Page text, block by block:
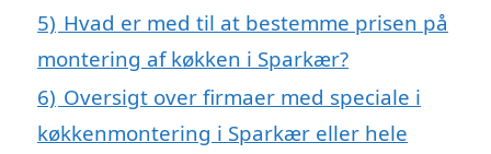
5) Hvad er med til at bestemme prisen på
montering af køkken i Sparkær?
6) Oversigt over firmaer med speciale i
køkkenmontering i Sparkær eller hele